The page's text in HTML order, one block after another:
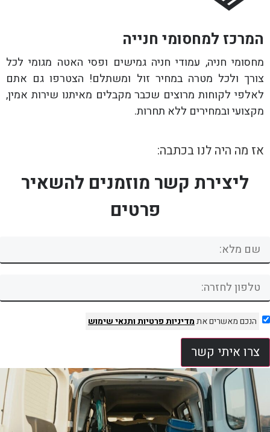
המרכז למחסומי חנייה
מחסומי חניה, עמודי חניה גמישים ופסי האטה מגומי לכל
צורך ולכל מטרה במחיר זול ומשתלם! הצטרפו גם אתם
לאלפי לקוחות מרוצים שכבר מקבלים מאיתנו שירות אמין,
מקצועי ובמחירים ללא תחרות.
אז מה היה לנו בכתבה:
ליצירת קשר מוזמנים להשאיר
פרטים
הנכם מאשרים אתמדיניות פרטיותותנאי שימוש
צרו איתי קשר